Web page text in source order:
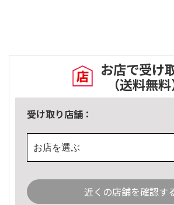
お店で受け
（送料無料
受け取り店舗：
お店を選ぶ
近くの店舗を確認す